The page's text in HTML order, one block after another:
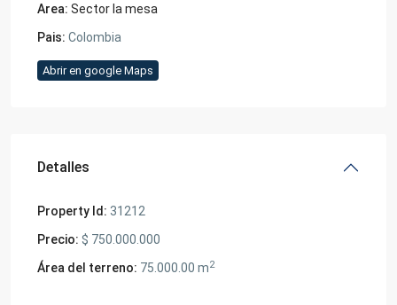
Area: Sector la mesa
Pais: Colombia
Abrir en google Maps
Detalles
Property Id: 31212
Precio: $ 750.000.000
Área del terreno: 75.000.00 m2